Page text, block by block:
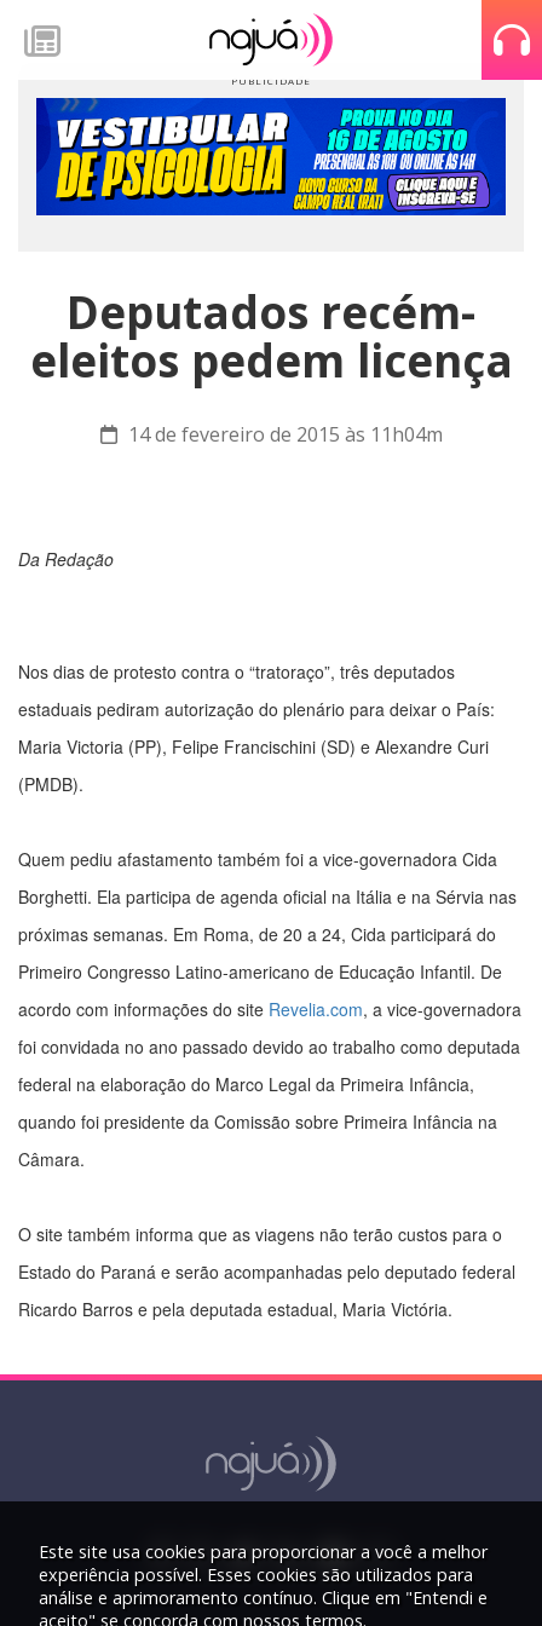
Deputados recém-
eleitos pedem licença
14 de fevereiro de 2015 às 11h04m
Da Redação
Nos dias de protesto contra o “tratoraço”, três deputados
estaduais pediram autorização do plenário para deixar o País:
Maria Victoria (PP), Felipe Francischini (SD) e Alexandre Curi
(PMDB).
Quem pediu afastamento também foi a vice-governadora Cida
Borghetti. Ela participa de agenda oficial na Itália e na Sérvia nas
próximas semanas. Em Roma, de 20 a 24, Cida participará do
Primeiro Congresso Latino-americano de Educação Infantil. De
acordo com informações do site Revelia.com, a vice-governadora
foi convidada no ano passado devido ao trabalho como deputada
federal na elaboração do Marco Legal da Primeira Infância,
quando foi presidente da Comissão sobre Primeira Infância na
Câmara.
O site também informa que as viagens não terão custos para o
Estado do Paraná e serão acompanhadas pelo deputado federal
Ricardo Barros e pela deputada estadual, Maria Victória.
Este site usa cookies para proporcionar a você a melhor
experiência possível. Esses cookies são utilizados para
análise e aprimoramento contínuo. Clique em "Entendi e
aceito" se concorda com nossos termos.